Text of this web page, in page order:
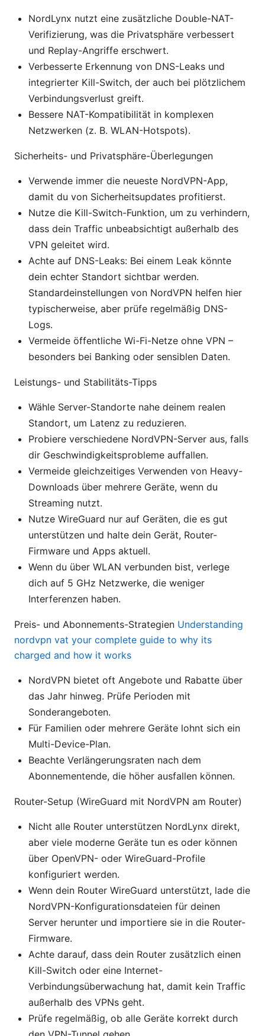
NordLynx nutzt eine zusätzliche Double-NAT-
Verifizierung, was die Privatsphäre verbessert
und Replay-Angriffe erschwert.
Verbesserte Erkennung von DNS-Leaks und
integrierter Kill-Switch, der auch bei plötzlichem
Verbindungsverlust greift.
Bessere NAT-Kompatibilität in komplexen
Netzwerken (z. B. WLAN-Hotspots).
Sicherheits- und Privatsphäre-Überlegungen
Verwende immer die neueste NordVPN-App,
damit du von Sicherheitsupdates profitierst.
Nutze die Kill-Switch-Funktion, um zu verhindern,
dass dein Traffic unbeabsichtigt außerhalb des
VPN geleitet wird.
Achte auf DNS-Leaks: Bei einem Leak könnte
dein echter Standort sichtbar werden.
Standardeinstellungen von NordVPN helfen hier
typischerweise, aber prüfe regelmäßig DNS-
Logs.
Vermeide öffentliche Wi-Fi-Netze ohne VPN –
besonders bei Banking oder sensiblen Daten.
Leistungs- und Stabilitäts-Tipps
Wähle Server-Standorte nahe deinem realen
Standort, um Latenz zu reduzieren.
Probiere verschiedene NordVPN-Server aus, falls
dir Geschwindigkeitsprobleme auffallen.
Vermeide gleichzeitiges Verwenden von Heavy-
Downloads über mehrere Geräte, wenn du
Streaming nutzt.
Nutze WireGuard nur auf Geräten, die es gut
unterstützen und halte dein Gerät, Router-
Firmware und Apps aktuell.
Wenn du über WLAN verbunden bist, verlege
dich auf 5 GHz Netzwerke, die weniger
Interferenzen haben.
Preis- und Abonnements-Strategien Understanding
nordvpn vat your complete guide to why its
charged and how it works
NordVPN bietet oft Angebote und Rabatte über
das Jahr hinweg. Prüfe Perioden mit
Sonderangeboten.
Für Familien oder mehrere Geräte lohnt sich ein
Multi-Device-Plan.
Beachte Verlängerungsraten nach dem
Abonnementende, die höher ausfallen können.
Router-Setup (WireGuard mit NordVPN am Router)
Nicht alle Router unterstützen NordLynx direkt,
aber viele moderne Geräte tun es oder können
über OpenVPN- oder WireGuard-Profile
konfiguriert werden.
Wenn dein Router WireGuard unterstützt, lade die
NordVPN-Konfigurationsdateien für deinen
Server herunter und importiere sie in die Router-
Firmware.
Achte darauf, dass dein Router zusätzlich einen
Kill-Switch oder eine Internet-
Verbindungsüberwachung hat, damit kein Traffic
außerhalb des VPNs geht.
Prüfe regelmäßig, ob alle Geräte korrekt durch